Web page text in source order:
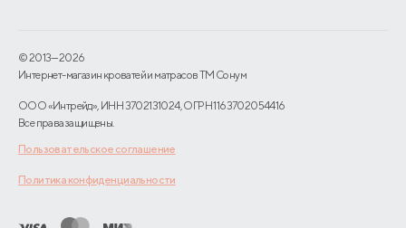
© 2013—2026
Интернет-магазин кроватей и матрасов TM Сонум
ООО «Интрейд», ИНН 3702131024, ОГРН 1163702054416
Все права защищены.
Пользовательское соглашение
Политика конфиденциальности